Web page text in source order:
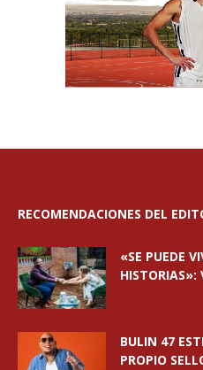
RECOMENDACIONES DEL
«SE PUEDE
HISTORIAS»:
BULIN 47
PROPIO